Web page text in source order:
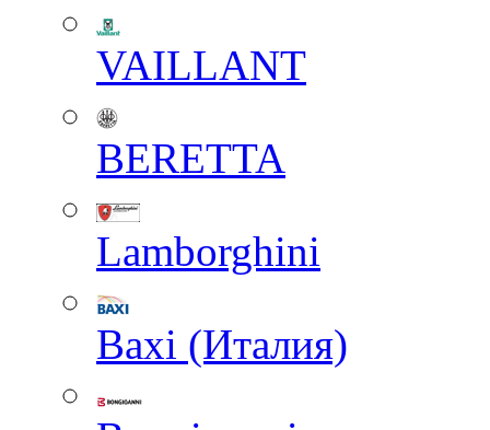
VAILLANT
BERETTA
Lamborghini
Baxi (Италия)